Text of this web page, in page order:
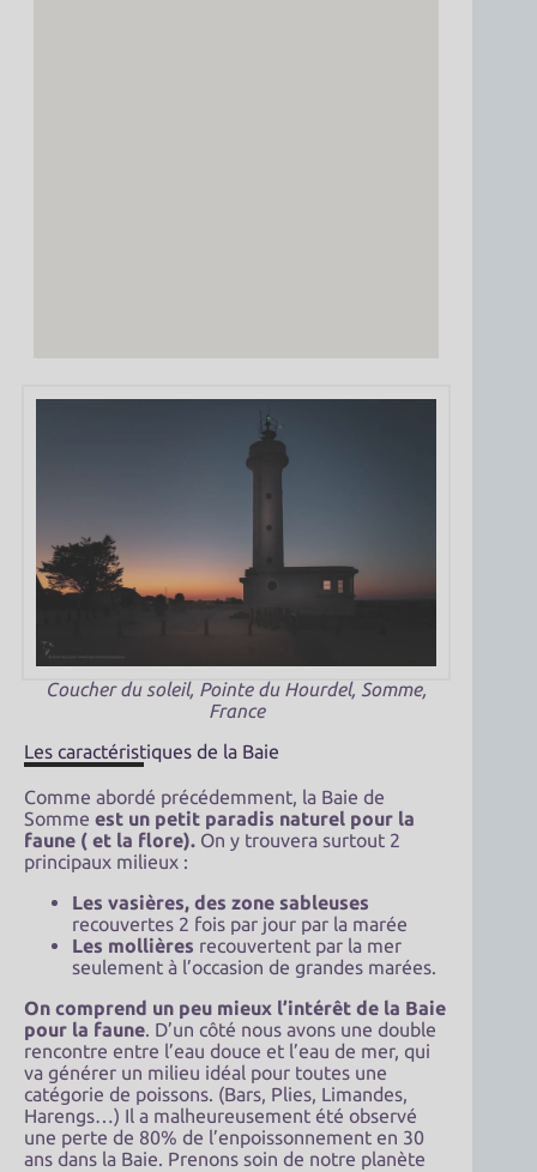
Coucher du soleil, Pointe du Hourdel, Somme,
France
Les caractéristiques de la Baie
Comme abordé précédemment, la Baie de
Somme est un petit paradis naturel pour la
faune ( et la flore). On y trouvera surtout 2
principaux milieux :
Les vasières, des zone sableuses
recouvertes 2 fois par jour par la marée
Les mollières recouvertent par la mer
seulement à l’occasion de grandes marées.
On comprend un peu mieux l’intérêt de la Baie
pour la faune. D’un côté nous avons une double
rencontre entre l’eau douce et l’eau de mer, qui
va générer un milieu idéal pour toutes une
catégorie de poissons. (Bars, Plies, Limandes,
Harengs…) Il a malheureusement été observé
une perte de 80% de l’enpoissonnement en 30
ans dans la Baie. Prenons soin de notre planète